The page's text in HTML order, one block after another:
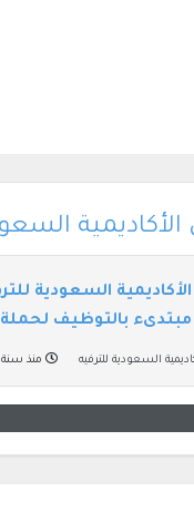
الأكاديمية السعودية
مبتدىء بالتوظيف لحملة
السعودية للترفيه منذ سنة